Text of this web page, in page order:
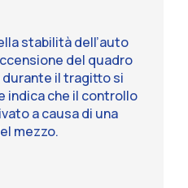
stabilità dell’auto
del quadro
il tragitto si
indica che il controllo
a causa di una
mezzo.